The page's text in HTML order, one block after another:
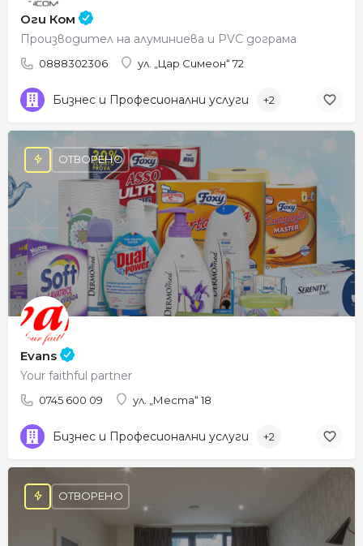
Оги Ком
Производител на алуминиева и PVC дограма
0888302306 ул. „Цар Симеон“ 72
Бизнес и Професионални услуги +2
Evans
Your faithful partner
0745 600 09 ул. „Места“ 18
ОТВОРЕНО
Бизнес и Професионални услуги +2
ОТВОРЕНО